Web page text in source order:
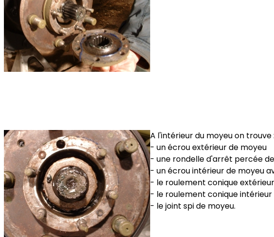
A l'intérieur du moyeu on trouve :
- un écrou extérieur de moyeu
- une rondelle d'arrêt percée
- un écrou intérieur de moyeu
- le roulement conique extérieur
- le roulement conique intérieur
- le joint spi de moyeu.